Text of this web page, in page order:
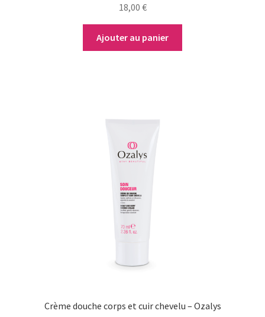
18,00 €
Ajouter au panier
Crème douche corps et cuir chevelu – Ozalys